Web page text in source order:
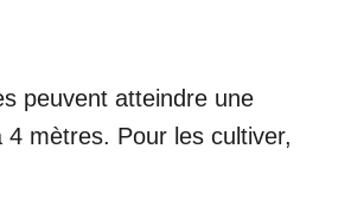
peuvent atteindre une
4 mètres. Pour les cultiver,